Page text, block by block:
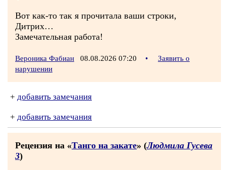
Вот как-то так я прочитала ваши строки,
Дитрих…
Замечательная работа!
Вероника Фабиан 08.08.2026 07:20 •
Заявить о
нарушении
+ добавить замечания
+ добавить замечания
Рецензия на «Танго на закате» (Людмила Гусева
3)